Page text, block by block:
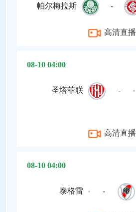
帕尔梅拉斯 -
高清直播
08-10 04:00
圣塔菲联 -
高清直播
08-10 04:00
泰格雷 -